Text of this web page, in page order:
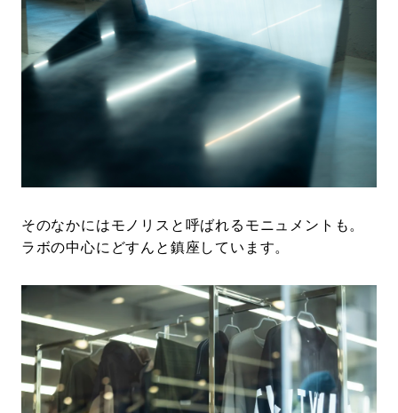
そのなかにはモノリスと呼ばれるモニュメントも。
ラボの中心にどすんと鎮座しています。